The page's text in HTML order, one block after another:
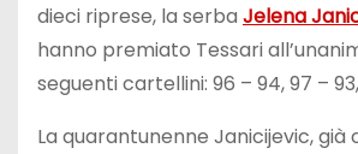
dieci riprese, la serba Jelena
hanno premiato Tessari
seguenti cartellini: 96 – 94, 97 –
La quarantunenne Janicijevic, già